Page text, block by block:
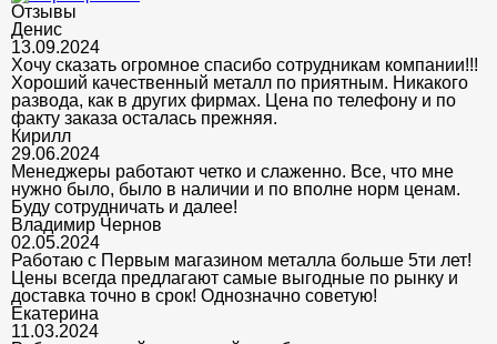
Отзывы
Денис
13.09.2024
Хочу сказать огромное спасибо сотрудникам компании!!!
Хороший качественный металл по приятным. Никакого
развода, как в других фирмах. Цена по телефону и по
факту заказа осталась прежняя.
Кирилл
29.06.2024
Менеджеры работают четко и слаженно. Все, что мне
нужно было, было в наличии и по вполне норм ценам.
Буду сотрудничать и далее!
Владимир Чернов
02.05.2024
Работаю с Первым магазином металла больше 5ти лет!
Цены всегда предлагают самые выгодные по рынку и
доставка точно в срок! Однозначно советую!
Екатерина
11.03.2024